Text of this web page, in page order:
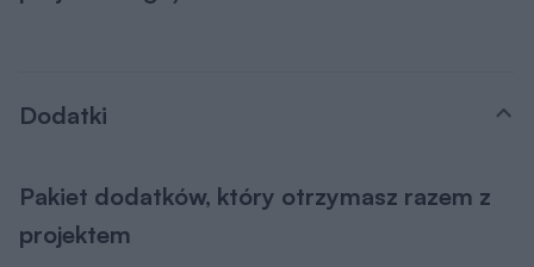
Dodatki
Pakiet dodatków, który otrzymasz razem z
projektem